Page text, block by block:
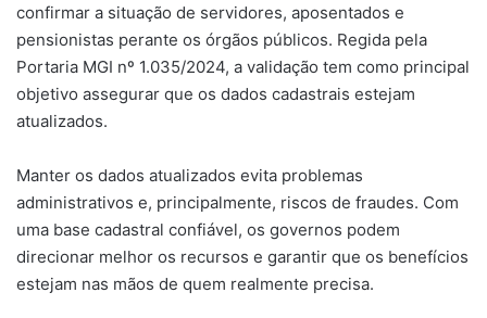
confirmar a situação de servidores, aposentados e
pensionistas perante os órgãos públicos. Regida pela
Portaria MGI nº 1.035/2024, a validação tem como principal
objetivo assegurar que os dados cadastrais estejam
atualizados.
Manter os dados atualizados evita problemas
administrativos e, principalmente, riscos de fraudes. Com
uma base cadastral confiável, os governos podem
direcionar melhor os recursos e garantir que os benefícios
estejam nas mãos de quem realmente precisa.